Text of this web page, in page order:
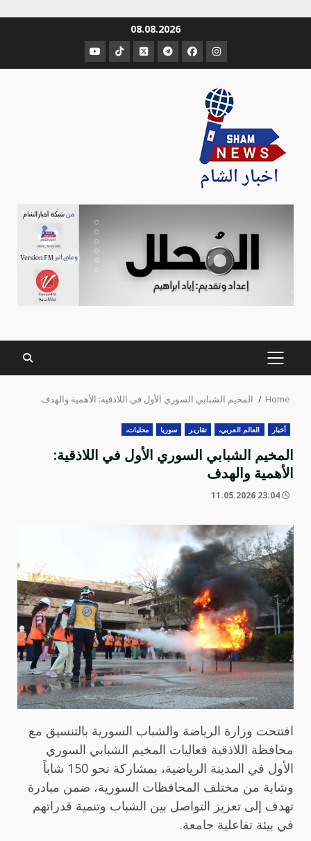
08.08.2026
عنصر
القائمة
عنصر
القائمة
عنصر
القائمة
عنصر
القائمة
عنصر
القائمة
عنصر
القائمة
PRIMARY
MENU
Home المخيم الشبابي السوري الأول في اللاذقية: الأهمية والهدف
أخبار العالم العربي، تقارير سوريا محليات،
المخيم الشبابي السوري الأول في اللاذقية:
الأهمية والهدف
افتتحت وزارة الرياضة والشباب السورية بالتنسيق مع
محافظة اللاذقية فعاليات المخيم الشبابي السوري
الأول في المدينة الرياضية، بمشاركة نحو 150 شاباً
وشابة من مختلف المحافظات السورية، ضمن مبادرة
تهدف إلى تعزيز التواصل بين الشباب وتنمية قدراتهم
في بيئة تفاعلية جامعة.